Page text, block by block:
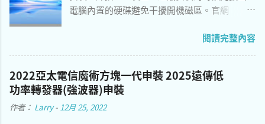
底下說明] 一張辦公室繪圖
電腦內置的硬碟避免干擾開機磁區。官網
言看著有繁體中文，但實際上作業系統只有簡
體中文與英文兩種語系，下載點建議用 海外鏡
2012運行，就是開機時間稍長。 3、 預設apt源
是官方中國伺服器，建議切換到瑞典之類的海
外鏡像，可以參考以下教學 [1] 。 sudo sed -i
閱讀完整內容
2022亞太電信魔術方塊一代申裝 2025遠傳低
功率轉發器(強波器)申裝
作者： Larry - 12月 25, 2022